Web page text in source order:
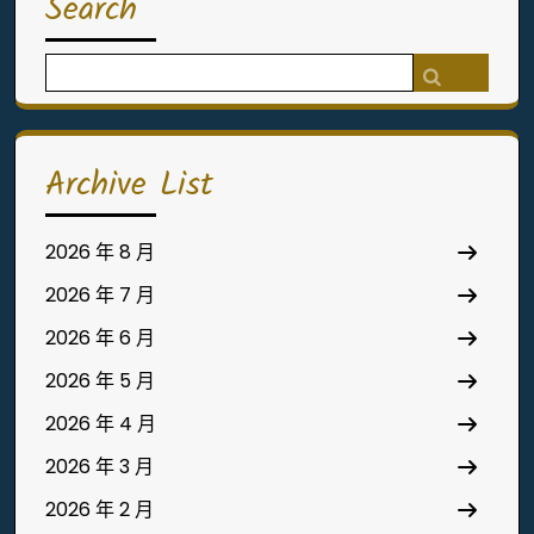
for:
Archive List
2026 年 8 月
2026 年 7 月
2026 年 6 月
2026 年 5 月
2026 年 4 月
2026 年 3 月
2026 年 2 月